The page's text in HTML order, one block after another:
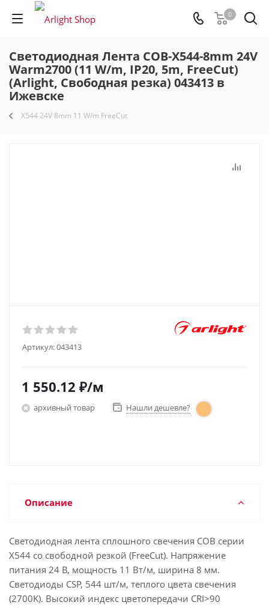
0
Светодиодная Лента COB-X544-8mm 24V
Warm2700 (11 W/m, IP20, 5m, FreeCut)
(Arlight, Свободная резка) 043413 в
Ижевске
X544 24V 8mm 11 W/m FreeCut
Артикул:043413
1 550.12 ₽/м
архивный товар Нашли дешевле?
Описание
Светодиодная лента сплошного свечения COB серии
X544 со свободной резкой (FreeCut). Напряжение
питания 24 В, мощность 11 Вт/м, ширина 8 мм.
Светодиоды CSP, 544 шт/м, теплого цвета свечения
(2700K). Высокий индекс цветопередачи CRI>90